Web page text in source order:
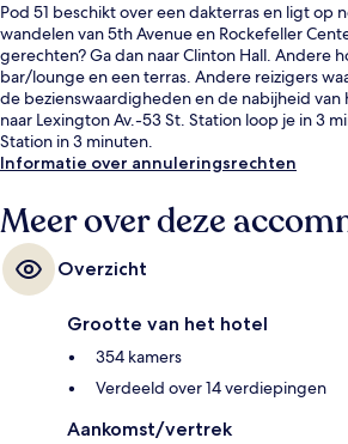
Pod 51 beschikt over een dakterras en ligt op
wandelen van 5th Avenue en Rockefeller
gerechten? Ga dan naar Clinton Hall. Andere
bar/lounge en een terras. Andere reizigers
de bezienswaardigheden en de nabijheid van
naar Lexington Av.-53 St. Station loop je in 3
Station in 3 minuten.
Informatie over annuleringsrechten
Meer over deze
Overzicht
Grootte van het hotel
354 kamers
Verdeeld over 14 verdiepingen
Aankomst/vertrek